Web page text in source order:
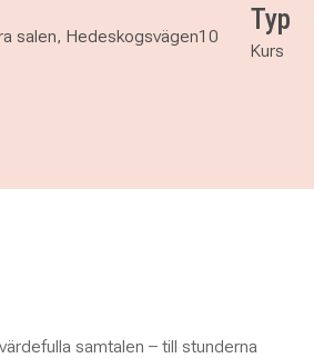
salen, Hedeskogsvägen10
Typ
Kurs
samtalen – till stunderna